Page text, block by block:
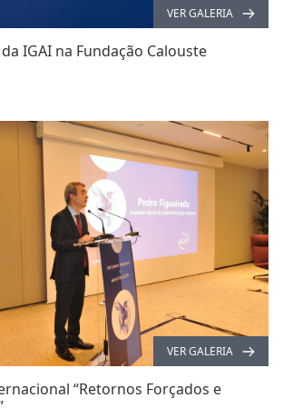
VER GALERIA
IGAI na Fundação Calouste
VER GALERIA
“Retornos Forçados e